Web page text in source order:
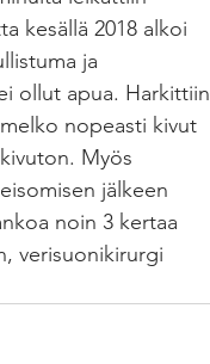
kesällä 2018 alkoi
ja
ollut apua. Harkittiin
nopeasti kivut
Myös
jälkeen
noin 3 kertaa
verisuonikirurgi